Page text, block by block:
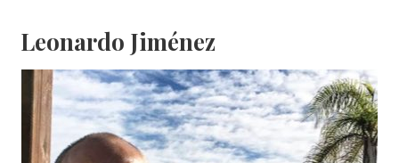
Leonardo Jiménez